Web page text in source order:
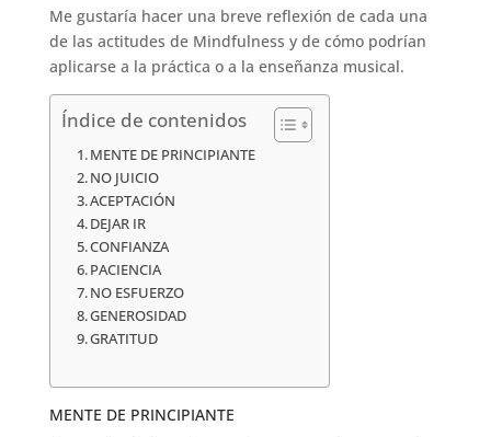
Me gustaría hacer una breve reflexión de cada una
de las actitudes de Mindfulness y de cómo podrían
aplicarse a la práctica o a la enseñanza musical.
Índice de contenidos
MENTE DE PRINCIPIANTE
NO JUICIO
ACEPTACIÓN
DEJAR IR
CONFIANZA
PACIENCIA
NO ESFUERZO
GENEROSIDAD
GRATITUD
MENTE DE PRINCIPIANTE